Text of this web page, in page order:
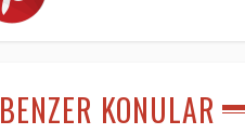
BENZER KONULAR